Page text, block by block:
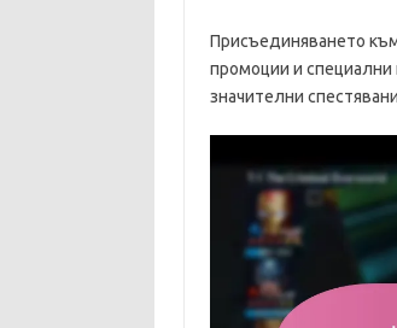
Присъединяването
промоции и
значителни